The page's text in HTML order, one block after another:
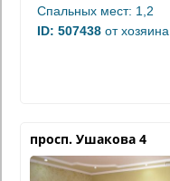
Спальных мест: 1,2
ID: 507438 от хозяина
просп. Ушакова 4